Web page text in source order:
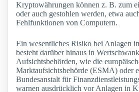
Kryptowährungen können z. B. zum
oder auch gestohlen werden, etwa
Fehlfunktionen von Computern.
Ein wesentliches Risiko bei Anlagen
besteht darüber hinaus in
Aufsichtsbehörden, wie die
Marktaufsichtsbehörde (ESMA) oder
Bundesanstalt für
warnen ausdrücklich vor Anlagen in